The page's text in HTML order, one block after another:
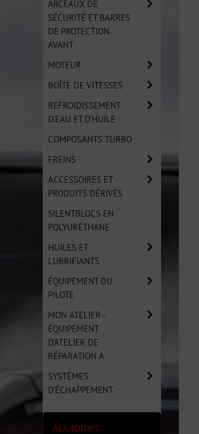
ARCEAUX DE
SÉCURITÉ ET BARRES
DE PROTECTION
AVANT
MOTEUR
BOÎTE DE VITESSES
REFROIDISSEMENT
D'EAU ET D'HUILE
COMPOSANTS TURBO
FREINS
ACCESSOIRES ET
PRODUITS DÉRIVÉS
SILENTBLOCS EN
POLYURÉTHANE
HUILES ET
LUBRIFIANTS
ÉQUIPEMENT DU
PILOTE
MON ATELIER -
ÉQUIPEMENT
D'ATELIER DE
RÉPARATION A
SYSTÈMES
D'ÉCHAPPEMENT
ALL4DRIFT